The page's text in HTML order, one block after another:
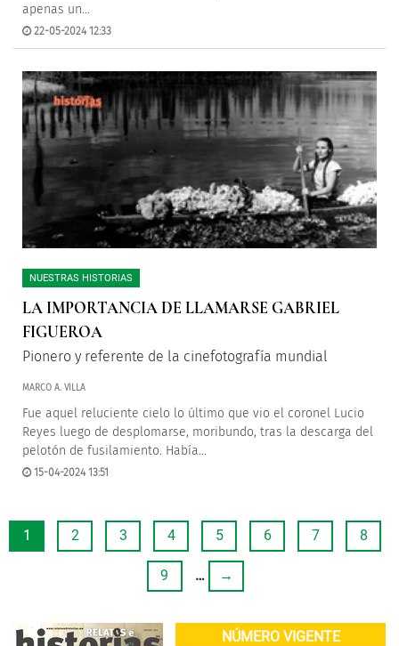
apenas un...
22-05-2024 12:33
NUESTRAS HISTORIAS
LA IMPORTANCIA DE LLAMARSE GABRIEL
FIGUEROA
Pionero y referente de la cinefotografía mundial
MARCO A. VILLA
Fue aquel reluciente cielo lo último que vio el coronel Lucio
Reyes luego de desplomarse, moribundo, tras la descarga del
pelotón de fusilamiento. Había...
15-04-2024 13:51
1 2 3 4 5 6 7 8
9 … →
NÚMERO VIGENTE